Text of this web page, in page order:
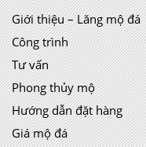
Giới thiệu – Lăng mộ đá
Công trình
Tư vấn
Phong thủy mộ
Hướng dẫn đặt hàng
Giá mộ đá